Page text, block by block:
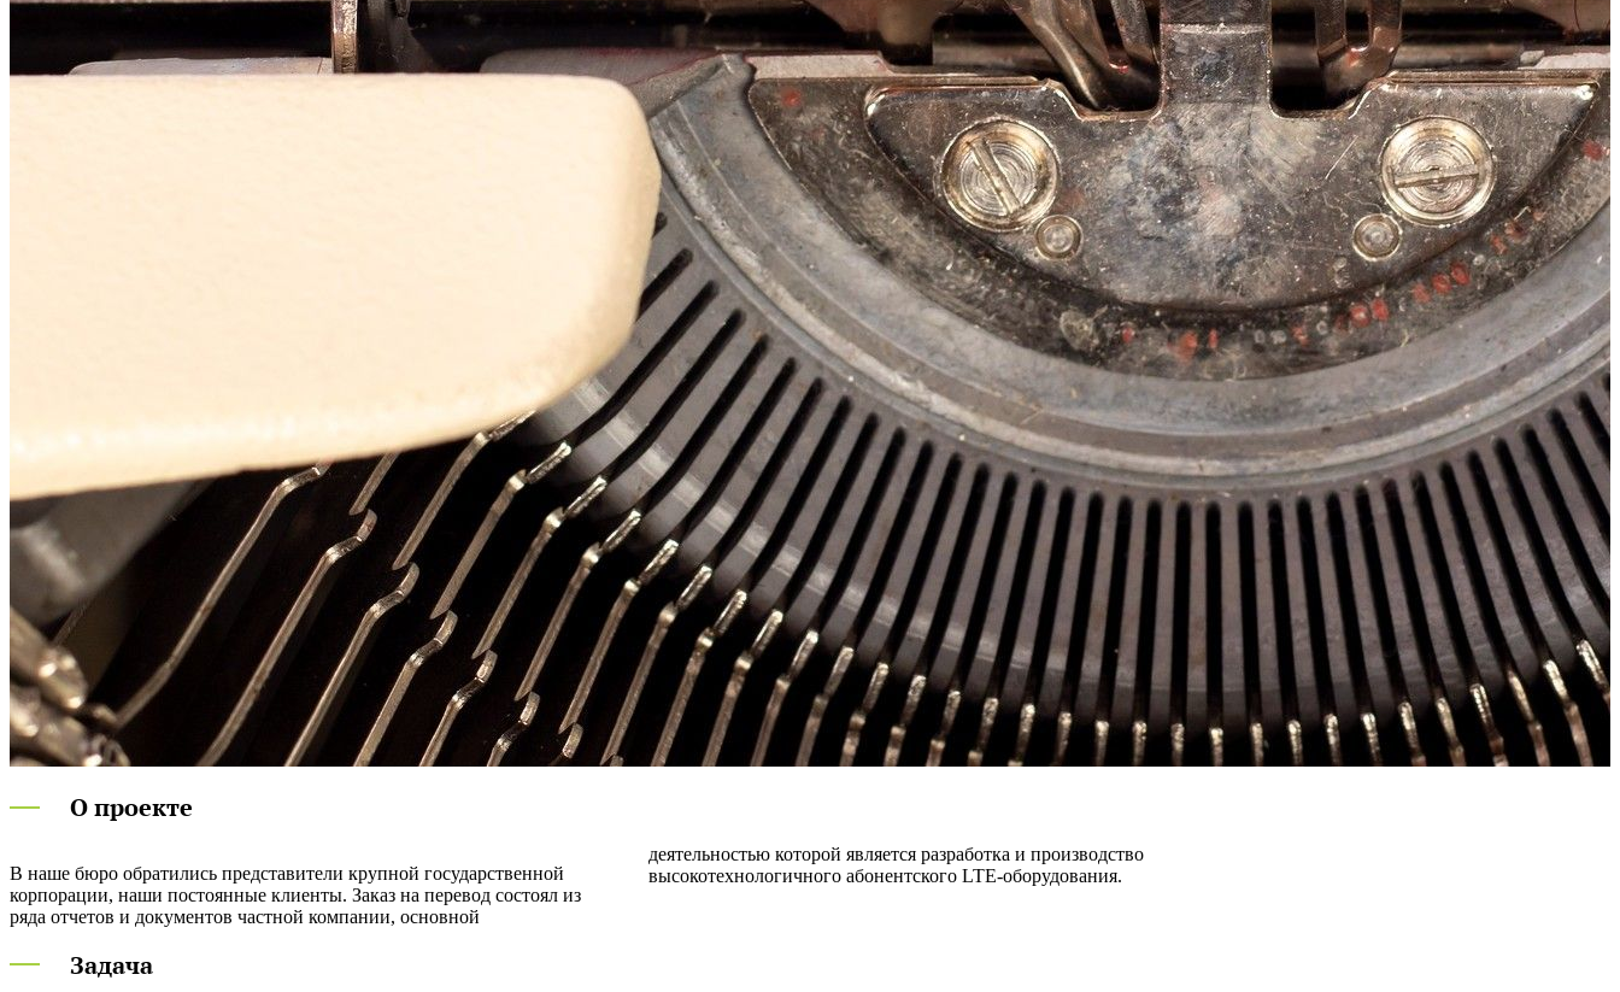
О проекте
В наше бюро обратились представители крупной государственной
корпорации, наши постоянные клиенты. Заказ на перевод состоял из
ряда отчетов и документов частной компании, основной
деятельностью которой является разработка и производство
высокотехнологичного абонентского LTE-оборудования.
Задача